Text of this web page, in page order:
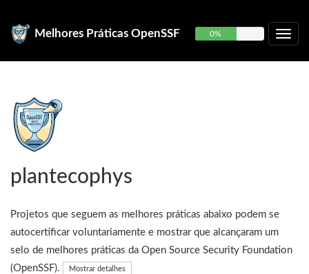
Melhores Práticas OpenSSF 0%
plantecophys
Projetos que seguem as melhores práticas abaixo podem se
autocertificar voluntariamente e mostrar que alcançaram um
selo de melhores práticas da Open Source Security Foundation
(OpenSSF).
Mostrar detalhes